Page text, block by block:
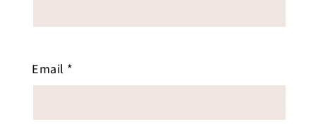
Email *